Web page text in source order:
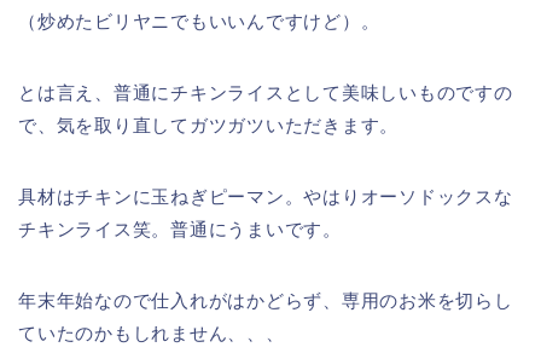
（炒めたビリヤニでもいいんですけど）。
とは言え、普通にチキンライスとして美味しいものですの
で、気を取り直してガツガツいただきます。
具材はチキンに玉ねぎピーマン。やはりオーソドックスな
チキンライス笑。普通にうまいです。
年末年始なので仕入れがはかどらず、専用のお米を切らし
ていたのかもしれません、、、